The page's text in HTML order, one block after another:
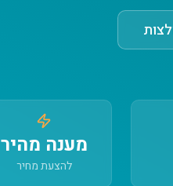
מענה מהיר
להצעת מחיר